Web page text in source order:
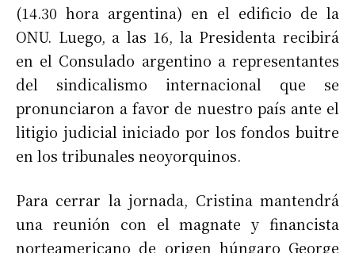
(14.30 hora argentina) en el edificio de la
ONU. Luego, a las 16, la Presidenta recibirá
en el Consulado argentino a representantes
del sindicalismo internacional que se
pronunciaron a favor de nuestro país ante el
litigio judicial iniciado por los fondos buitre
en los tribunales neoyorquinos.
Para cerrar la jornada, Cristina mantendrá
una reunión con el magnate y financista
norteamericano de origen húngaro George